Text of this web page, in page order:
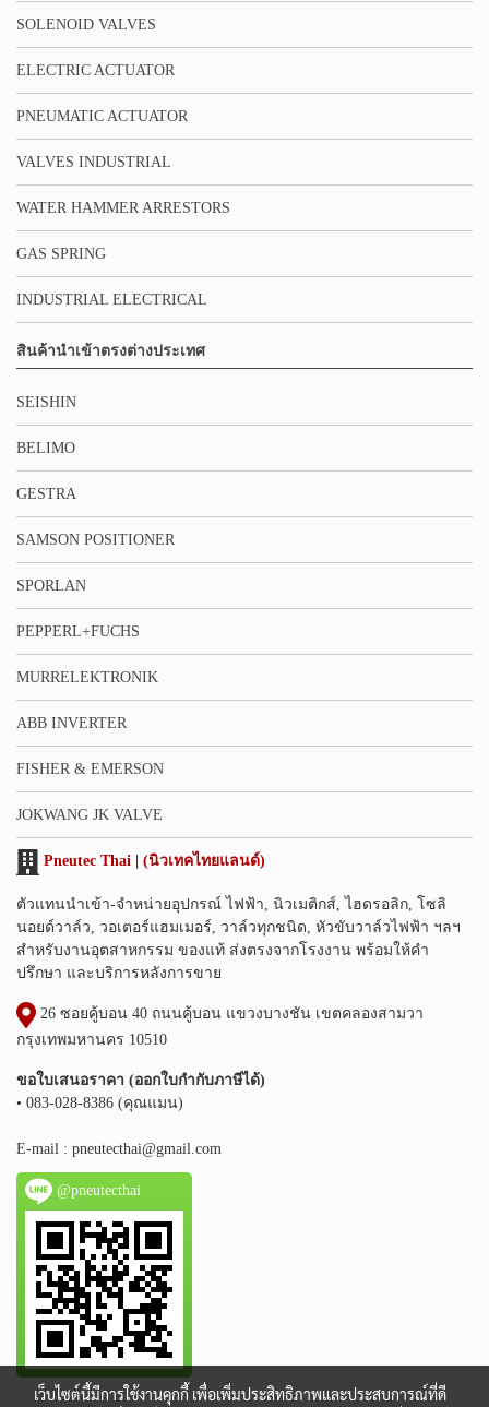
SOLENOID VALVES
ELECTRIC ACTUATOR
PNEUMATIC ACTUATOR
VALVES INDUSTRIAL
WATER HAMMER ARRESTORS
GAS SPRING
INDUSTRIAL ELECTRICAL
สินค้านำเข้าตรงต่างประเทศ
SEISHIN
BELIMO
GESTRA
SAMSON POSITIONER
SPORLAN
PEPPERL+FUCHS
MURRELEKTRONIK
ABB INVERTER
FISHER & EMERSON
JOKWANG JK VALVE
Pneutec Thai | (นิวเทคไทยแลนด์)
ตัวแทนนำเข้า-จำหน่ายอุปกรณ์ ไฟฟ้า, นิวเมติกส์, ไฮดรอลิก, โซลิ
นอยด์วาล์ว, วอเตอร์แฮมเมอร์, วาล์วทุกชนิด, หัวขับวาล์วไฟฟ้า ฯลฯ
สำหรับงานอุตสาหกรรม ของแท้ ส่งตรงจากโรงงาน พร้อมให้คำ
ปรึกษา และบริการหลังการขาย
26 ซอยคู้บอน 40 ถนนคู้บอน แขวงบางชัน เขตคลองสามวา
กรุงเทพมหานคร 10510
ขอใบเสนอราคา (ออกใบกำกับภาษีได้)
• 083-028-8386 (คุณแมน)
E-mail : pneutecthai@gmail.com
@pneutecthai
เว็บไซต์นี้มีการใช้งานคุกกี้ เพื่อเพิ่มประสิทธิภาพและประสบการณ์ที่ดี